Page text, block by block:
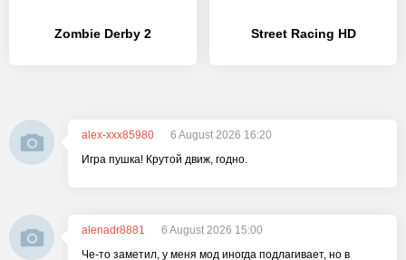
Zombie Derby 2 Street Racing HD
alex-xxx85980
6 August 2026 16:20
Игра пушка! Крутой движ, годно.
alenadr8881
6 August 2026 15:00
Че-то заметил, у меня мод иногда подлагивает, но в